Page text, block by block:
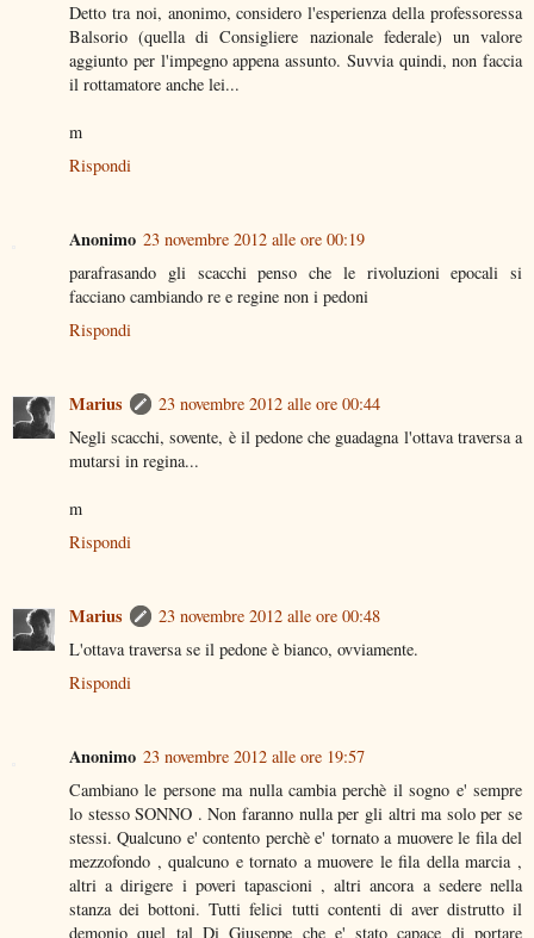
Detto tra noi, anonimo, considero l'esperienza della professoressa
Balsorio (quella di Consigliere nazionale federale) un valore
aggiunto per l'impegno appena assunto. Suvvia quindi, non faccia
il rottamatore anche lei...
m
Rispondi
Anonimo 23 novembre 2012 alle ore 00:19
parafrasando gli scacchi penso che le rivoluzioni epocali si
facciano cambiando re e regine non i pedoni
Rispondi
Marius
23 novembre 2012 alle ore 00:44
Negli scacchi, sovente, è il pedone che guadagna l'ottava traversa a
mutarsi in regina...
m
Rispondi
Marius
23 novembre 2012 alle ore 00:48
L'ottava traversa se il pedone è bianco, ovviamente.
Rispondi
Anonimo 23 novembre 2012 alle ore 19:57
Cambiano le persone ma nulla cambia perchè il sogno e' sempre
lo stesso SONNO . Non faranno nulla per gli altri ma solo per se
stessi. Qualcuno e' contento perchè e' tornato a muovere le fila del
mezzofondo , qualcuno e tornato a muovere le fila della marcia ,
altri a dirigere i poveri tapascioni , altri ancora a sedere nella
stanza dei bottoni. Tutti felici tutti contenti di aver distrutto il
demonio quel tal Di Giuseppe che e' stato capace di portare